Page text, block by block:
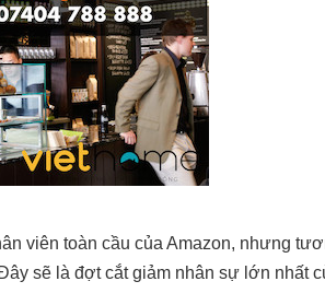
viên toàn cầu của Amazon, nhưng
sẽ là đợt cắt giảm nhân sự lớn nhất